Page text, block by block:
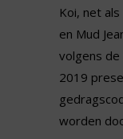
Koi, net
en Mud
volgens de
2019
worden